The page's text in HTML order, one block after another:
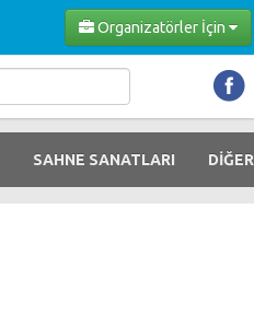
Organizatörler İçin
SAHNE SANATLARI DİĞER